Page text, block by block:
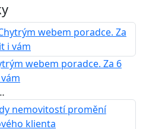
webem poradce. Za 6